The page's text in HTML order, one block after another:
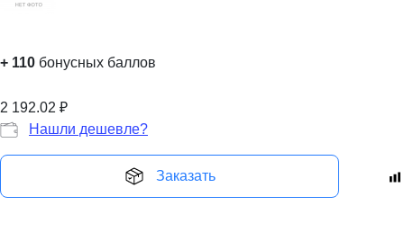
+ 110 бонусных баллов
2 192.02 ₽
Нашли дешевле?
Заказать